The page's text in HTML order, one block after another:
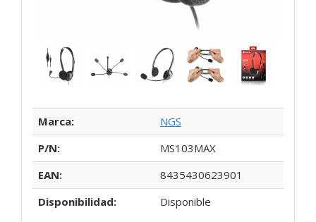
Marca:
NGS
P/N:
MS103MAX
EAN:
8435430623901
Disponibilidad:
Disponible